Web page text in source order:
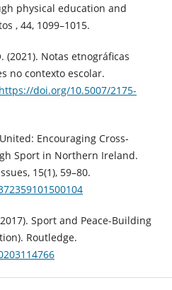
physical education and
, 44, 1099–1015.
(2021). Notas etnográficas
no contexto escolar.
https://doi.org/10.5007/2175-
Encouraging Cross-
Sport in Northern Ireland.
15(1), 59–80.
Sport and Peace-Building
Routledge.